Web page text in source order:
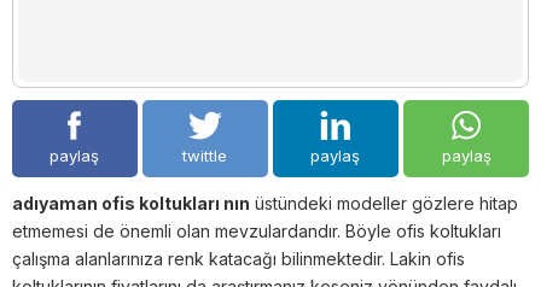
paylaş twittle paylaş paylaş
adıyaman ofis koltukları nın üstündeki modeller gözlere hitap
etmemesi de önemli olan mevzulardandır. Böyle ofis koltukları
çalışma alanlarınıza renk katacağı bilinmektedir. Lakin ofis